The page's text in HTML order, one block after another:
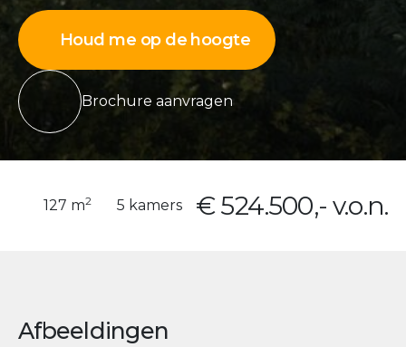
Houd me op de hoogte
Brochure aanvragen
127 m2 5 kamers € 524.500,- v.o.n.
Afbeeldingen